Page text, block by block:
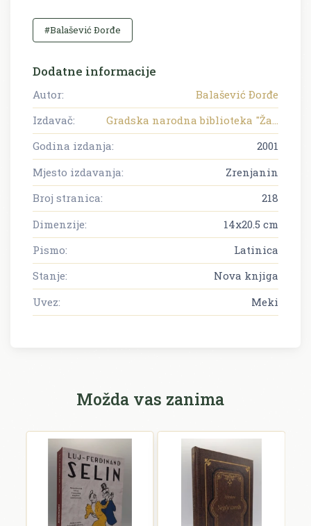
#Balašević Ðorđe
Dodatne informacije
Autor:
Balašević Ðorđe
Izdavač:
Gradska narodna biblioteka "Ža...
Godina izdanja:
2001
Mjesto izdavanja:
Zrenjanin
Broj stranica:
218
Dimenzije:
14x20.5 cm
Pismo:
Latinica
Stanje:
Nova knjiga
Uvez:
Meki
Možda vas zanima